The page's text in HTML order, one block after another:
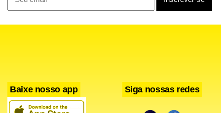
objetivamente está pré-condenado. Eu digo isso de
maneira didática”, afirmou, lembrando as etapas de
Baixe nosso app Siga nossas redes